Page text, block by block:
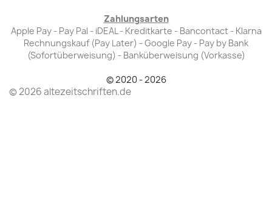
Zahlungsarten
Apple Pay - Pay Pal - iDEAL - Kreditkarte - Bancontact - Klarna
Rechnungskauf (Pay Later) - Google Pay - Pay by Bank
(Sofortüberweisung) - Banküberweisung (Vorkasse)
© 2020 - 2026
© 2026 altezeitschriften.de